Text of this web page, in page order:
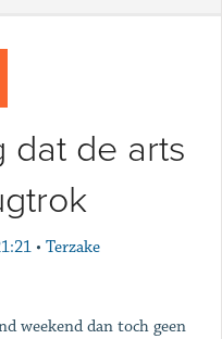
dat de arts
• Terzake
weekend dan toch geen